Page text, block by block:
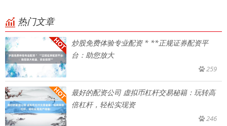
热门文章
炒股免费体验专业配资 * **正规证券配资平
台：助您放大
259
最好的配资公司 虚拟币杠杆交易秘籍：玩转高
倍杠杆，轻松实现资
246